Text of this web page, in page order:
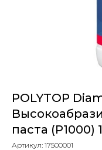
POLYTOP
паста (P1000)
Артикул: 17500001